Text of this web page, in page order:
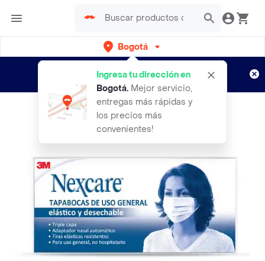
Bogotá
Ingresa tu dirección en
Bogotá. Mejor servicio,
entregas más rápidas y
los precios más
convenientes!
envíos gratis por semanas
Aplican TyC